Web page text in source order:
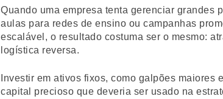
Quando uma empresa tenta gerenciar grandes
aulas para redes de ensino ou campanhas
escalável, o resultado costuma ser o mesmo:
logística reversa.
Investir em ativos fixos, como galpões maiores
capital precioso que deveria ser usado na